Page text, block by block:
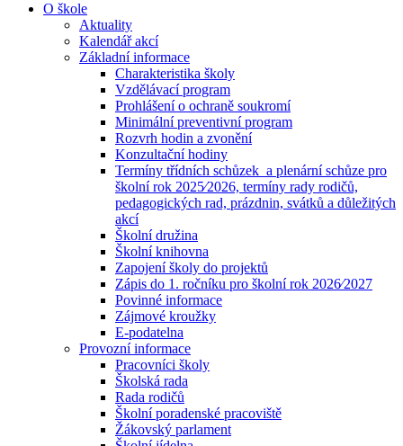
O škole
Aktuality
Kalendář akcí
Základní informace
Charakteristika školy
Vzdělávací program
Prohlášení o ochraně soukromí
Minimální preventivní program
Rozvrh hodin a zvonění
Konzultační hodiny
Termíny třídních schůzek a plenární schůze pro
školní rok 2025⁄2026, termíny rady rodičů,
pedagogických rad, prázdnin, svátků a důležitých
akcí
Školní družina
Školní knihovna
Zapojení školy do projektů
Zápis do 1. ročníku pro školní rok 2026⁄2027
Povinné informace
Zájmové kroužky
E-podatelna
Provozní informace
Pracovníci školy
Školská rada
Rada rodičů
Školní poradenské pracoviště
Žákovský parlament